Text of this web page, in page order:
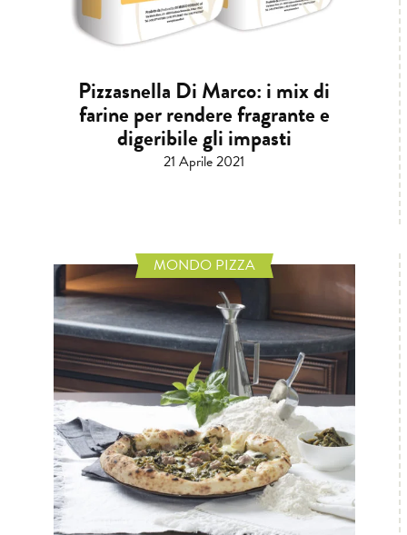
Pizzasnella Di Marco: i mix di
farine per rendere fragrante e
digeribile gli impasti
21 Aprile 2021
MONDO PIZZA